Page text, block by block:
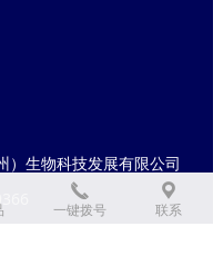
）生物科技发展有限公司
끅
一键拨号
끇
联系